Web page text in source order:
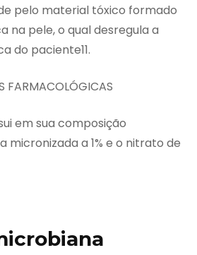
pelo material tóxico formado
na pele, o qual desregula a
do paciente11.
FARMACOLÓGICAS
em sua composição
micronizada a 1% e o nitrato de